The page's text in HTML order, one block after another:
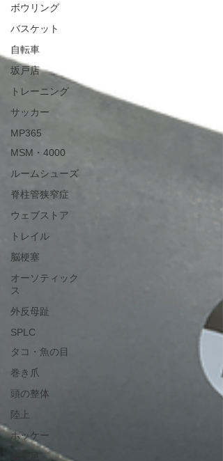
ボウリング
バスケット
自転車
坂戸店
トレーニング
サッカー
MP365
MSM・4000
ルームシューズ
脊柱管狭窄症
ウェブストア
トレイル
脳梗塞
オーソティック
ス
外反母趾
SPLC
タコ・魚の目
巻き爪
頭の整体
陸上
ホッケー